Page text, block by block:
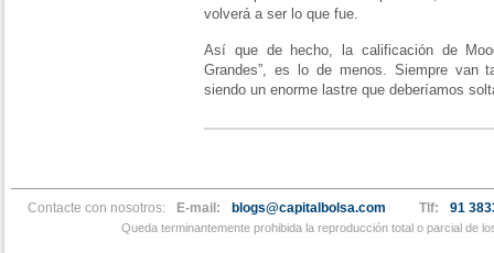
volverá a ser lo que fue.
Así que de hecho, la calificación de
Grandes”, es lo de menos. Siempre van
siendo un enorme lastre que deberíamos
Contacte con nosotros: E-mail: blogs@capitalbolsa.com Tlf: 91
Queda terminantemente prohibida la reproducción total o parcial de